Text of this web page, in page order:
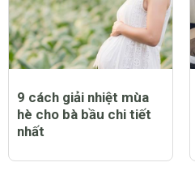
9 cách giải nhiệt mùa
hè cho bà bầu chi tiết
nhất